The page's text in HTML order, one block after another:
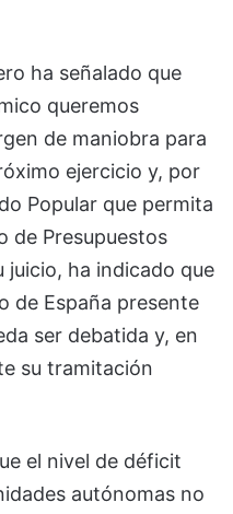
ha señalado que
queremos
de maniobra para
ejercicio y, por
Popular que permita
de Presupuestos
juicio, ha indicado que
de España presente
ser debatida y, en
su tramitación
el nivel de déficit
autónomas no